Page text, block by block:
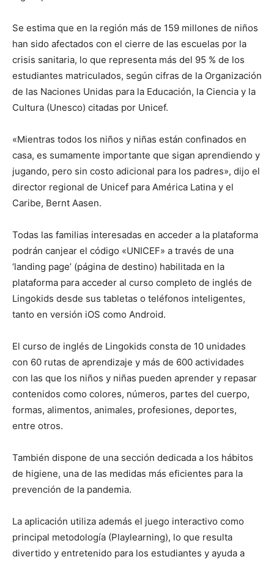
Se estima que en la región más de 159 millones de niños
han sido afectados con el cierre de las escuelas por la
crisis sanitaria, lo que representa más del 95 % de los
estudiantes matriculados, según cifras de la Organización
de las Naciones Unidas para la Educación, la Ciencia y la
Cultura (Unesco) citadas por Unicef.
«Mientras todos los niños y niñas están confinados en
casa, es sumamente importante que sigan aprendiendo y
jugando, pero sin costo adicional para los padres», dijo el
director regional de Unicef para América Latina y el
Caribe, Bernt Aasen.
Todas las familias interesadas en acceder a la plataforma
podrán canjear el código «UNICEF» a través de una
‘landing page’ (página de destino) habilitada en la
plataforma para acceder al curso completo de inglés de
Lingokids desde sus tabletas o teléfonos inteligentes,
tanto en versión iOS como Android.
El curso de inglés de Lingokids consta de 10 unidades
con 60 rutas de aprendizaje y más de 600 actividades
con las que los niños y niñas pueden aprender y repasar
contenidos como colores, números, partes del cuerpo,
formas, alimentos, animales, profesiones, deportes,
entre otros.
También dispone de una sección dedicada a los hábitos
de higiene, una de las medidas más eficientes para la
prevención de la pandemia.
La aplicación utiliza además el juego interactivo como
principal metodología (Playlearning), lo que resulta
divertido y entretenido para los estudiantes y ayuda a